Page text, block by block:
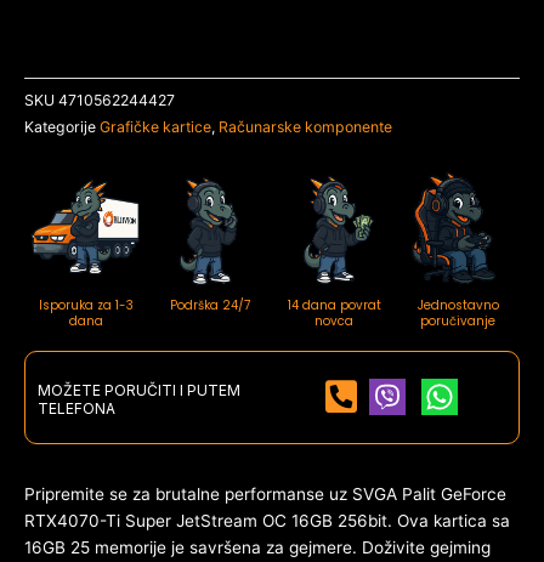
SKU 4710562244427
Kategorije Grafičke kartice, Računarske komponente
Isporuka za 1-3
dana
Podrška 24/7
14 dana povrat
novca
Jednostavno
poručivanje
MOŽETE PORUČITI I PUTEM
TELEFONA
Pripremite se za brutalne performanse uz SVGA Palit GeForce
RTX4070-Ti Super JetStream OC 16GB 256bit. Ova kartica sa
16GB 25 memorije je savršena za gejmere. Doživite gejming